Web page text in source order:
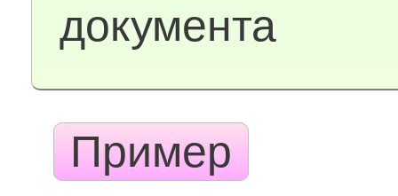
документа
Пример